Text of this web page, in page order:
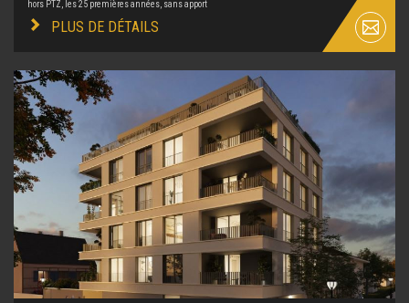
hors PTZ, les 25 premières années, sans apport
PLUS DE DÉTAILS